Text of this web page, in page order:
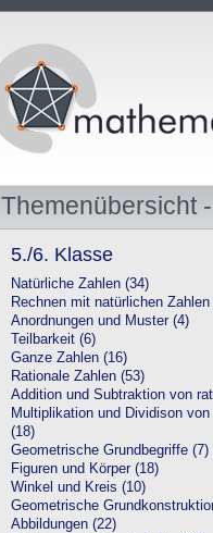
Themenübersicht
5./6. Klasse
Natürliche Zahlen (34)
Rechnen mit natürlichen Zahlen
Anordnungen und Muster (4)
Teilbarkeit (6)
Ganze Zahlen (16)
Rationale Zahlen (53)
Addition und Subtraktion von
Multiplikation und Dividison
(18)
Geometrische Grundbegriffe (7)
Figuren und Körper (18)
Winkel und Kreis (10)
Geometrische
Abbildungen (22)